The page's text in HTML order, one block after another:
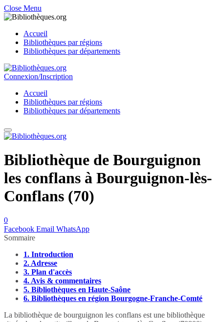
Close Menu
Accueil
Bibliothèques par régions
Bibliothèques par départements
Connexion/Inscription
Accueil
Bibliothèques par régions
Bibliothèques par départements
Bibliothèque de Bourguignon
les conflans à Bourguignon-lès-
Conflans (70)
0
Facebook Email WhatsApp
Sommaire
1. Introduction
2. Adresse
3. Plan d'accès
4. Avis & commentaires
5. Bibliothèques en Haute-Saône
6. Bibliothèques en région Bourgogne-Franche-Comté
La bibliothèque de bourguignon les conflans est une bibliothèque